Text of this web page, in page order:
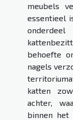
meubels
essentieel
behoefte
nagels
katten
achter,
binnen het